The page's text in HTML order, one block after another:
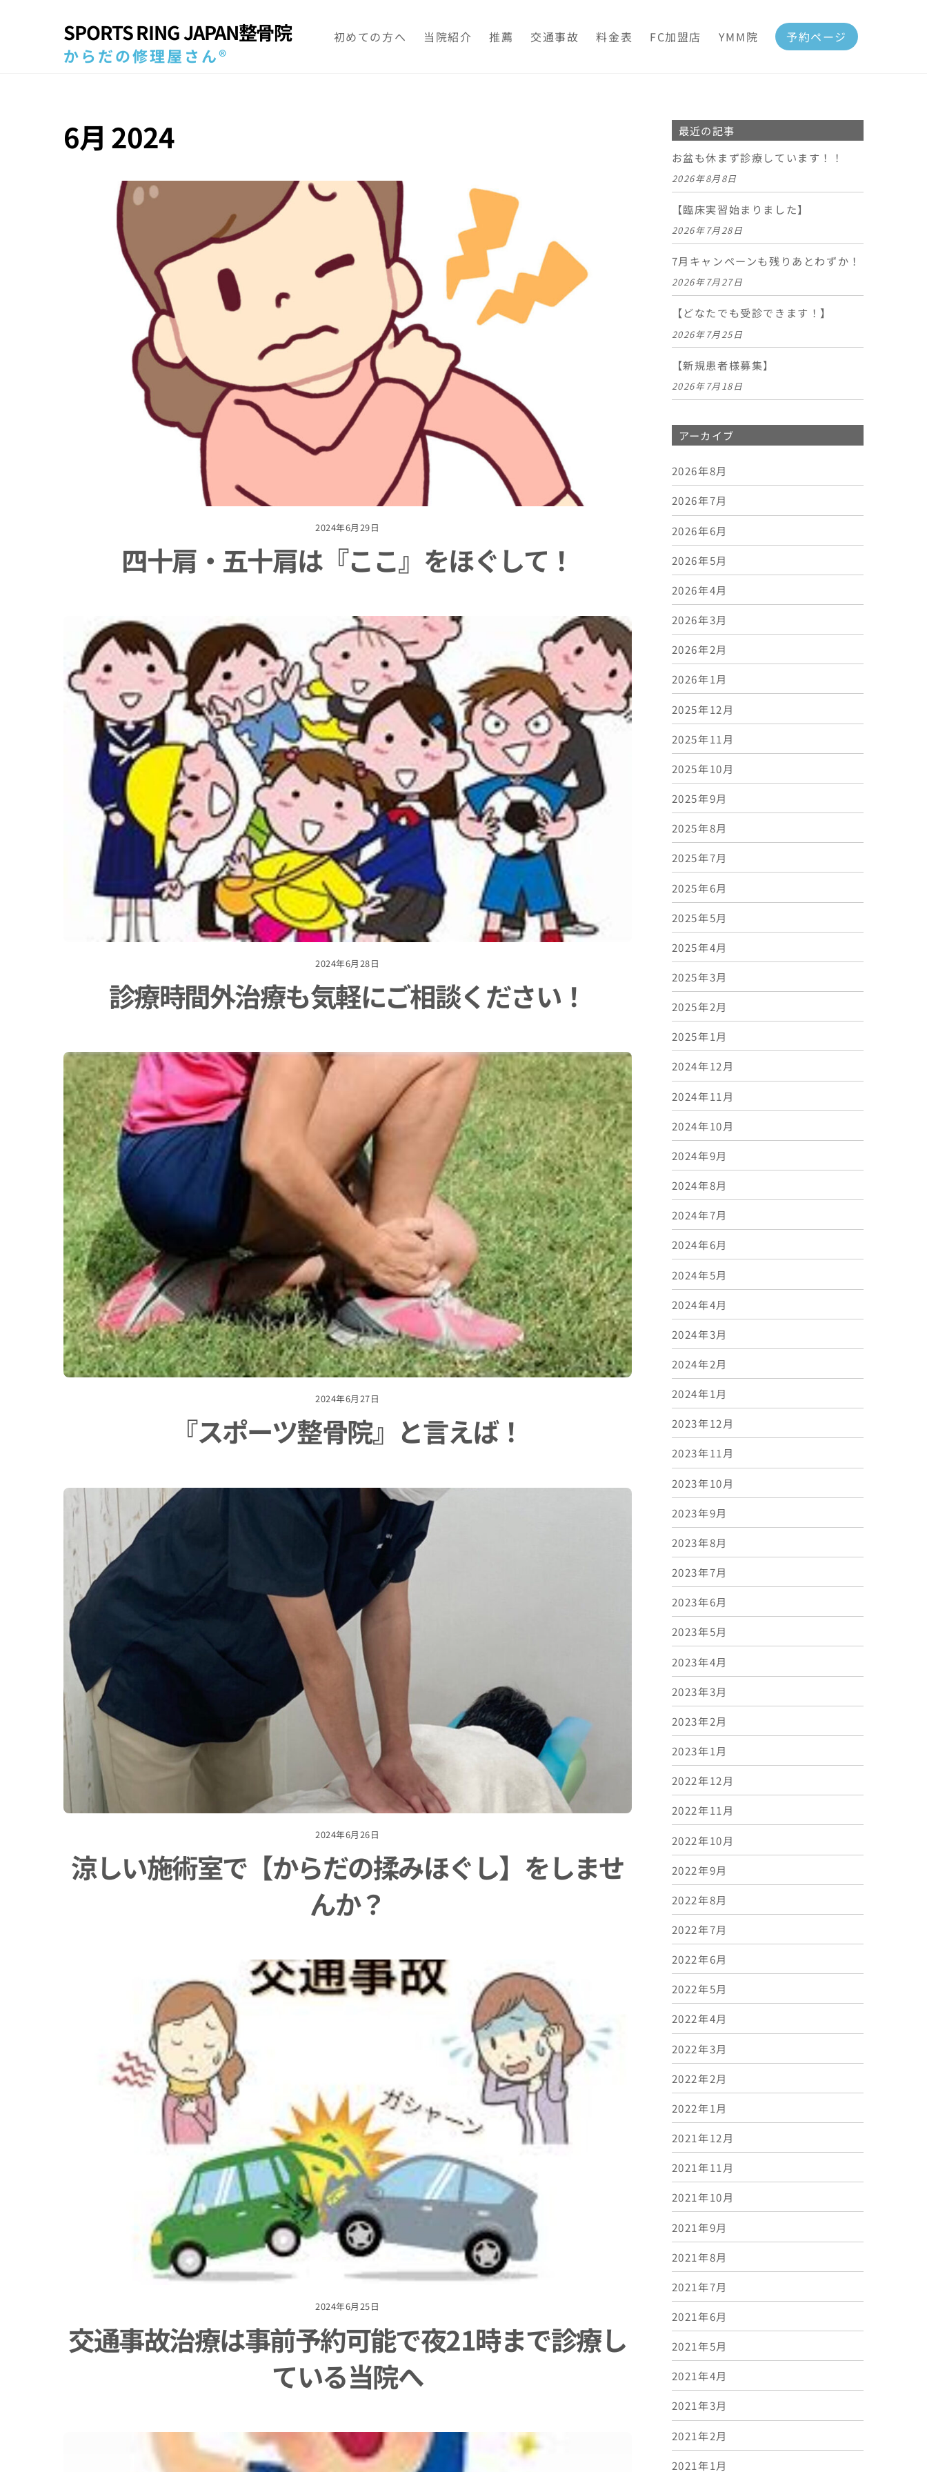
SPORTS RING JAPAN整骨院
からだの修理屋さん®
初めての方へ 当院紹介 推薦 交通事故 料金表 FC加盟店 YMM院 予約ページ
6月 2024
2024年6月29日
四十肩・五十肩は『ここ』をほぐして！
2024年6月28日
診療時間外治療も気軽にご相談ください！
2024年6月27日
『スポーツ整骨院』と言えば！
2024年6月26日
涼しい施術室で【からだの揉みほぐし】をしませ
んか？
2024年6月25日
交通事故治療は事前予約可能で夜21時まで診療し
ている当院へ
最近の記事
お盆も休まず診療しています！！
2026年8月8日
【臨床実習始まりました】
2026年7月28日
7月キャンペーンも残りあとわずか！
2026年7月27日
【どなたでも受診できます！】
2026年7月25日
【新規患者様募集】
2026年7月18日
アーカイブ
2026年8月
2026年7月
2026年6月
2026年5月
2026年4月
2026年3月
2026年2月
2026年1月
2025年12月
2025年11月
2025年10月
2025年9月
2025年8月
2025年7月
2025年6月
2025年5月
2025年4月
2025年3月
2025年2月
2025年1月
2024年12月
2024年11月
2024年10月
2024年9月
2024年8月
2024年7月
2024年6月
2024年5月
2024年4月
2024年3月
2024年2月
2024年1月
2023年12月
2023年11月
2023年10月
2023年9月
2023年8月
2023年7月
2023年6月
2023年5月
2023年4月
2023年3月
2023年2月
2023年1月
2022年12月
2022年11月
2022年10月
2022年9月
2022年8月
2022年7月
2022年6月
2022年5月
2022年4月
2022年3月
2022年2月
2022年1月
2021年12月
2021年11月
2021年10月
2021年9月
2021年8月
2021年7月
2021年6月
2021年5月
2021年4月
2021年3月
2021年2月
2021年1月